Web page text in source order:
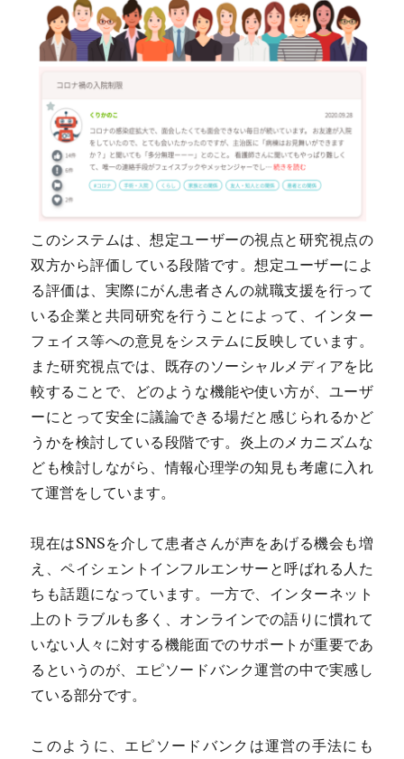
このシステムは、想定ユーザーの視点と研究視点の
双方から評価している段階です。想定ユーザーによ
る評価は、実際にがん患者さんの就職支援を行って
いる企業と共同研究を行うことによって、インター
フェイス等への意見をシステムに反映しています。
また研究視点では、既存のソーシャルメディアを比
較することで、どのような機能や使い方が、ユーザ
ーにとって安全に議論できる場だと感じられるかど
うかを検討している段階です。炎上のメカニズムな
ども検討しながら、情報心理学の知見も考慮に入れ
て運営をしています。
現在はSNSを介して患者さんが声をあげる機会も増
え、ペイシェントインフルエンサーと呼ばれる人た
ちも話題になっています。一方で、インターネット
上のトラブルも多く、オンラインでの語りに慣れて
いない人々に対する機能面でのサポートが重要であ
るというのが、エピソードバンク運営の中で実感し
ている部分です。
このように、エピソードバンクは運営の手法にも